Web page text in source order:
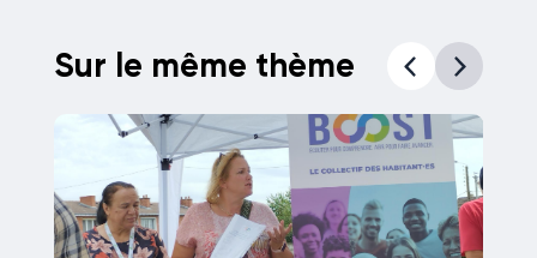
Sur le même thème